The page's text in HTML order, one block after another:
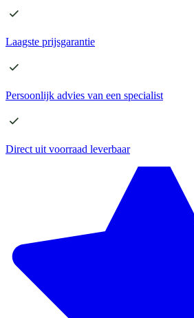
Laagste prijsgarantie
Persoonlijk advies van een specialist
Direct uit voorraad leverbaar